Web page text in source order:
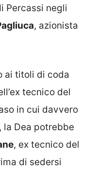
Percassi negli
, azionista
ai titoli di coda
tecnico del
in cui davvero
la Dea potrebbe
, ex tecnico del
di sedersi